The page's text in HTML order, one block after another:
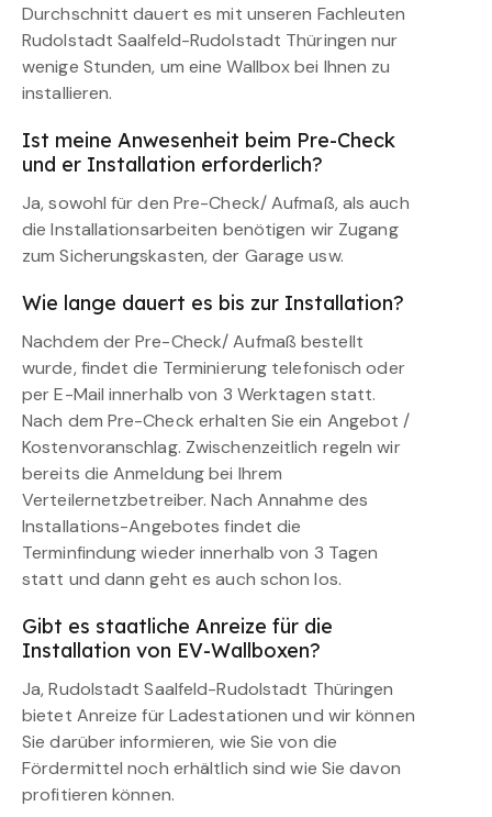
Durchschnitt dauert es mit unseren Fachleuten
Rudolstadt Saalfeld-Rudolstadt Thüringen nur
wenige Stunden, um eine Wallbox bei Ihnen zu
installieren.
Ist meine Anwesenheit beim Pre-Check
und er Installation erforderlich?
Ja, sowohl für den Pre-Check/ Aufmaß, als auch
die Installationsarbeiten benötigen wir Zugang
zum Sicherungskasten, der Garage usw.
Wie lange dauert es bis zur Installation?
Nachdem der Pre-Check/ Aufmaß bestellt
wurde, findet die Terminierung telefonisch oder
per E-Mail innerhalb von 3 Werktagen statt.
Nach dem Pre-Check erhalten Sie ein Angebot /
Kostenvoranschlag. Zwischenzeitlich regeln wir
bereits die Anmeldung bei Ihrem
Verteilernetzbetreiber. Nach Annahme des
Installations-Angebotes findet die
Terminfindung wieder innerhalb von 3 Tagen
statt und dann geht es auch schon los.
Gibt es staatliche Anreize für die
Installation von EV-Wallboxen?
Ja, Rudolstadt Saalfeld-Rudolstadt Thüringen
bietet Anreize für Ladestationen und wir können
Sie darüber informieren, wie Sie von die
Fördermittel noch erhältlich sind wie Sie davon
profitieren können.